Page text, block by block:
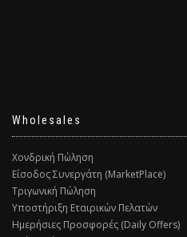
Wholesales
Χονδρική Πώληση
Είσοδος Συνεργάτη (MarketPlace)
Τριγωνική Πώληση
Υποστήριξη Εταιρικών Πελατών
Ημερήσιες Προσφορές (Daily Offers)